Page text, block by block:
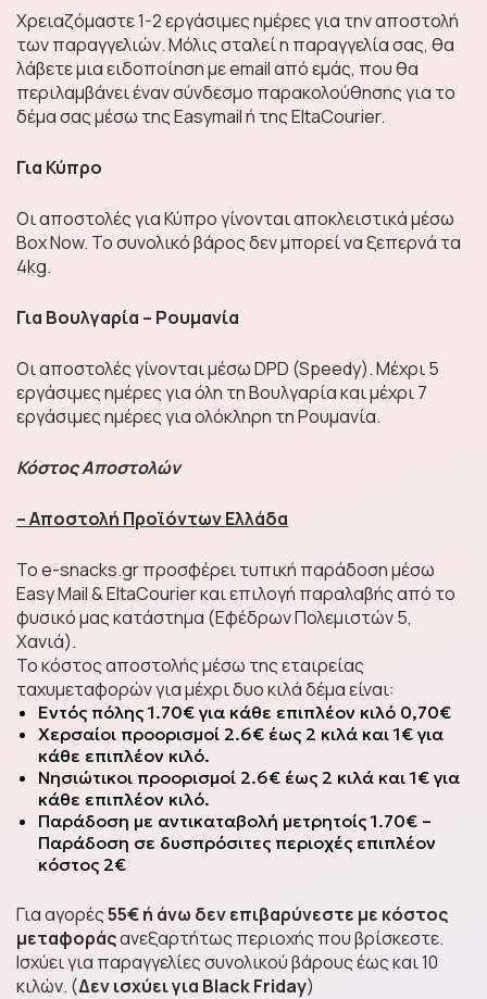
Limited Edition Box
Trading Cards &
Σοκολάτες
Chips
Ζαχαρωτά &
Αναψυκτικά
Αλμυρά Snacks
Mochi
Χρειαζόμαστε 1-2 εργάσιμες ημέρες για την αποστολή
των παραγγελιών. Μόλις σταλεί η παραγγελία σας, θα
λάβετε μια ειδοποίηση με email από εμάς, που θα
περιλαμβάνει έναν σύνδεσμο παρακολούθησης για το
δέμα σας μέσω της Easymail ή της EltaCourier.
Για Κύπρο
Οι αποστολές για Κύπρο γίνονται αποκλειστικά μέσω
Box Now. Το συνολικό βάρος δεν μπορεί να ξεπερνά τα
4kg.
Για Βουλγαρία – Ρουμανία
Οι αποστολές γίνονται μέσω DPD (Speedy). Μέχρι 5
εργάσιμες ημέρες για όλη τη Βουλγαρία και μέχρι 7
εργάσιμες ημέρες για ολόκληρη τη Ρουμανία.
Κόστος Αποστολών
– Αποστολή Προϊόντων Ελλάδα
To e-snacks.gr προσφέρει τυπική παράδοση μέσω
Easy Mail & EltaCourier και επιλογή παραλαβής από το
φυσικό μας κατάστημα (Εφέδρων Πολεμιστών 5,
Χανιά).
Το κόστος αποστολής μέσω της εταιρείας
ταχυμεταφορών για μέχρι δυο κιλά δέμα είναι:
Εντός πόλης 1.70€ για κάθε επιπλέον κιλό 0,70€
Χερσαίοι προορισμοί 2.6€ έως 2 κιλά και 1€ για
κάθε επιπλέον κιλό.
Νησιώτικοι προορισμοί 2.6€ έως 2 κιλά και 1€ για
κάθε επιπλέον κιλό.
Παράδοση με αντικαταβολή μετρητοίς 1.70€ –
Παράδοση σε δυσπρόσιτες περιοχές επιπλέον
κόστος 2€
Για αγορές55€ ή άνω δεν επιβαρύνεστε με κόστος
μεταφοράςανεξαρτήτως περιοχής που βρίσκεστε.
Ισχύει για παραγγελίες συνολικού βάρους έως και 10
κιλών. (Δεν ισχύει για Black Friday)